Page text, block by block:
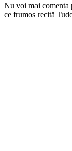
Nu voi mai comenta
ce frumos recită